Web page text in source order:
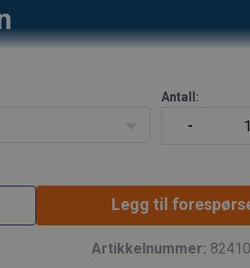
og tilstedeværelsen av
klassisk evak
Antall:
Legg til
Artikkelnummer: